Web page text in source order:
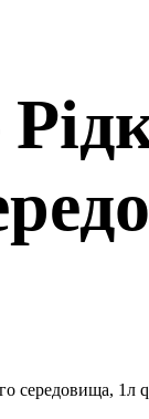
середовища, 1л